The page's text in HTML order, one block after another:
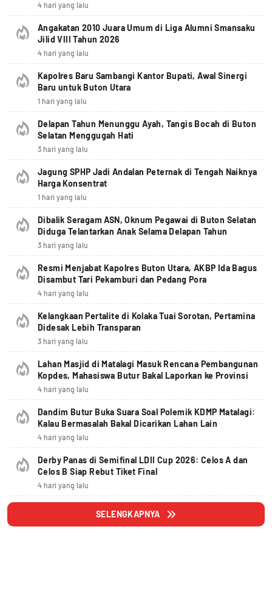
4 hari yang lalu
Angakatan 2010 Juara Umum di Liga Alumni Smansaku
Jilid VIII Tahun 2026
4 hari yang lalu
Kapolres Baru Sambangi Kantor Bupati, Awal Sinergi
Baru untuk Buton Utara
1 hari yang lalu
Delapan Tahun Menunggu Ayah, Tangis Bocah di Buton
Selatan Menggugah Hati
3 hari yang lalu
Jagung SPHP Jadi Andalan Peternak di Tengah Naiknya
Harga Konsentrat
1 hari yang lalu
Dibalik Seragam ASN, Oknum Pegawai di Buton Selatan
Diduga Telantarkan Anak Selama Delapan Tahun
3 hari yang lalu
Resmi Menjabat Kapolres Buton Utara, AKBP Ida Bagus
Disambut Tari Pekamburi dan Pedang Pora
4 hari yang lalu
Kelangkaan Pertalite di Kolaka Tuai Sorotan, Pertamina
Didesak Lebih Transparan
3 hari yang lalu
Lahan Masjid di Matalagi Masuk Rencana Pembangunan
Kopdes, Mahasiswa Butur Bakal Laporkan ke Provinsi
4 hari yang lalu
Dandim Butur Buka Suara Soal Polemik KDMP Matalagi:
Kalau Bermasalah Bakal Dicarikan Lahan Lain
4 hari yang lalu
Derby Panas di Semifinal LDII Cup 2026: Celos A dan
Celos B Siap Rebut Tiket Final
4 hari yang lalu
SELENGKAPNYA